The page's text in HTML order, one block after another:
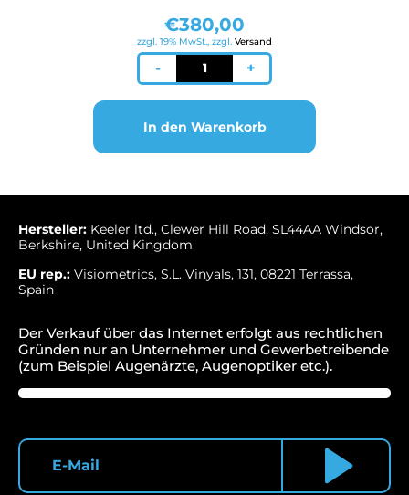
€380,00
zzgl. 19% MwSt., zzgl. Versand
-
Keeler
SlimLine
Ladegriff
Li-
IO
+
In den Warenkorb
Hersteller: Keeler ltd., Clewer Hill Road, SL44AA Windsor,
Berkshire, United Kingdom
EU rep.: Visiometrics, S.L. Vinyals, 131, 08221 Terrassa,
Spain
Der Verkauf über das Internet erfolgt aus rechtlichen
Gründen nur an Unternehmer und Gewerbetreibende
(zum Beispiel Augenärzte, Augenoptiker etc.).